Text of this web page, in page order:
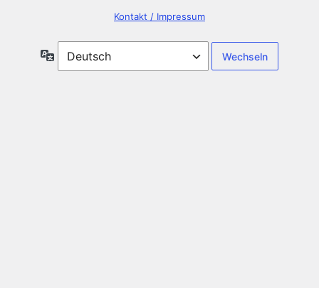
Kontakt / Impressum
Sprache